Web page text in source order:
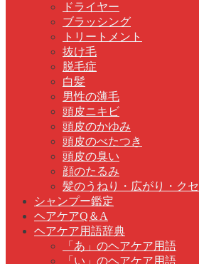
ドライヤー
ブラッシング
トリートメント
抜け毛
脱毛症
白髪
男性の薄毛
頭皮ニキビ
頭皮のかゆみ
頭皮のべたつき
頭皮の臭い
顔のたるみ
髪のうねり・広がり・クセ
シャンプー鑑定
ヘアケアQ＆A
ヘアケア用語辞典
「あ」のヘアケア用語
「い」のヘアケア用語